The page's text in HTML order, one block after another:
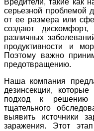
серьезной проблемой
от ее размера или
создают
различных
продуктивности и
Поэтому важно
предотвращению.
Наша компания
дезинсекции,
подход к
тщательного
выявить источники
заражения. Этот